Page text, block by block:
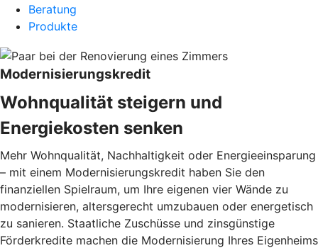
Beratung
Produkte
Modernisierungskredit
Wohnqualität steigern und
Energiekosten senken
Mehr Wohnqualität, Nachhaltigkeit oder Energieeinsparung
– mit einem Modernisierungskredit haben Sie den
finanziellen Spielraum, um Ihre eigenen vier Wände zu
modernisieren, altersgerecht umzubauen oder energetisch
zu sanieren. Staatliche Zuschüsse und zinsgünstige
Förderkredite machen die Modernisierung Ihres Eigenheims